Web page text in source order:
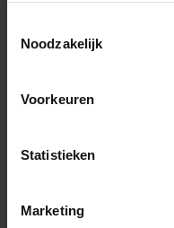
Noodzakelijk
Voorkeuren
Statistieken
Marketing
denk- en werkniveau;
Een opleiding
Je hebt ervaring
dienstverlening,
dienstverlening,
werkvelden;
Minimaal 2 jaar